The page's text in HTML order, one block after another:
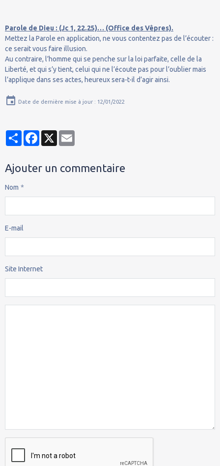
Parole de Dieu : (Jc 1, 22.25)… (Office des Vêpres).
Mettez la Parole en application, ne vous contentez pas de l’écouter :
ce serait vous faire illusion.
Au contraire, l’homme qui se penche sur la loi parfaite, celle de la
Liberté, et qui s’y tient, celui qui ne l’écoute pas pour l’oublier mais
l’applique dans ses actes, heureux sera-t-il d’agir ainsi.
Date de dernière mise à jour : 12/01/2022
PartagerFacebook
X
Ajouter un commentaire
Nom
E-mail
Site Internet